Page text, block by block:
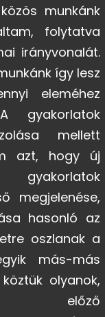
munkánk
folytatva
irányvonalát.
így lesz
eleméhez
gyakorlatok
mellett
azt, hogy új
megjelenése,
hasonló az
oszlanak a
más-más
olyanok,
előző